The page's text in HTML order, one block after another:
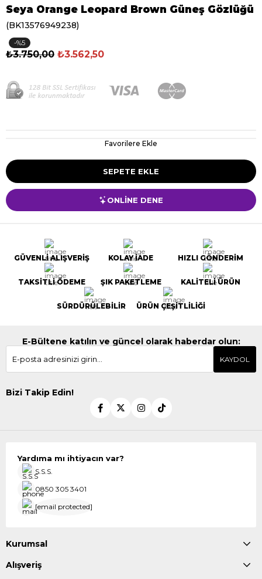
Seya Orange Leopard Brown Güneş Gözlüğü
(BK13576949238)
5
₺3.750,00 ₺3.562,50
Favorilere Ekle
ONLİNE DENE
GÜVENLİ ALIŞVERİŞ KOLAY İADE HIZLI GÖNDERİM
TAKSİTLİ ÖDEME ŞIK PAKETLEME KALİTELİ ÜRÜN
SÜRDÜRÜLEBİLİR ÜRÜN ÇEŞİTLİLİĞİ
E-Bültene katılın ve güncel olarak haberdar olun:
KAYDOL
Bizi Takip Edin!
Yardıma mı ihtiyacın var?
S.S.S.
0850 305 3401
[email protected]
Kurumsal
Alışveriş